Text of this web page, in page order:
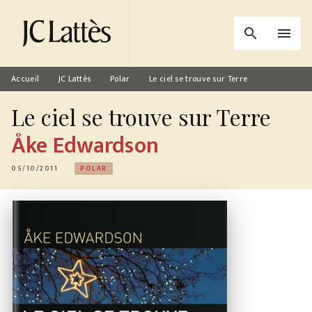
MENU RECHERCHE
PIED DE PAGE
search menu
Accueil — JC Lattès — Polar — Le ciel se trouve sur Terre
Le ciel se trouve sur Terre
Åke Edwardson
05/10/2011 POLAR